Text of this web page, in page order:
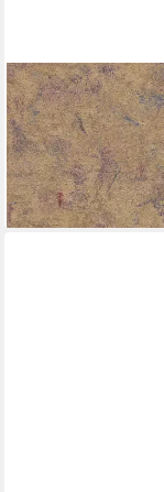
RASCH
Vliestapete,
ab 23,95 € UVP
(4,49 €/ 1 qm)
-42%
lieferbar - in 2-3